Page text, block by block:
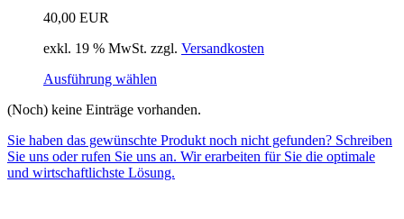
40,00 EUR
exkl. 19 % MwSt. zzgl. Versandkosten
Ausführung wählen
(Noch) keine Einträge vorhanden.
Sie haben das gewünschte Produkt noch nicht gefunden? Schreiben
Sie uns oder rufen Sie uns an. Wir erarbeiten für Sie die optimale
und wirtschaftlichste Lösung.